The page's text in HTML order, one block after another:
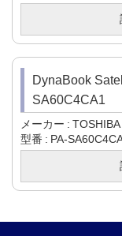
DynaBook
SA60C4CA1
メーカー TOSHIBA
型番
PA-